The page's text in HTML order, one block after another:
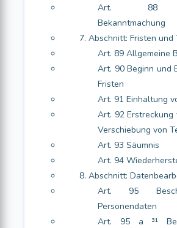
Art. 88
Bekanntmachung
7. Abschnitt: Fristen und
Art. 89 Allgemeine
Art. 90 Beginn und
Fristen
Art. 91 Einhaltung
Art. 92 Erstreckung
Verschiebung von
Art. 93 Säumnis
Art. 94
8. Abschnitt:
Art. 95
Personendaten
Art. 95 a ³¹